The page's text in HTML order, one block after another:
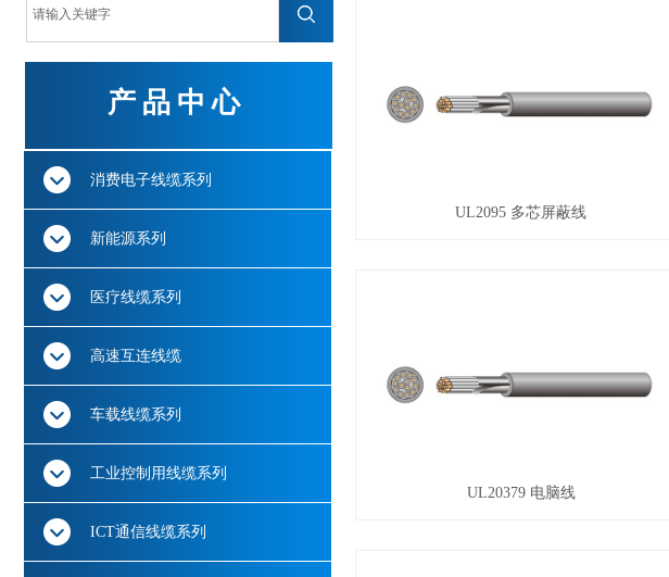
UL2095 多芯屏蔽线
UL20379 电脑线
产品中心
消费电子线缆系列
新能源系列
医疗线缆系列
高速互连线缆
车载线缆系列
工业控制用线缆系列
ICT通信线缆系列